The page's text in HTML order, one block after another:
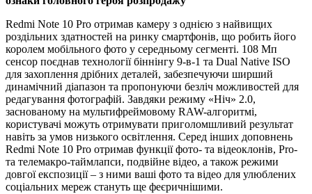
Redmi Note 10 Pro отримав камеру з однією з найвищих
роздільних здатностей на ринку смартфонів, що робить його
королем мобільного фото у середньому сегменті. 108 Мп
сенсор поєднав технології біннінгу 9-в-1 та Dual Native ISO
для захоплення дрібних деталей, забезпечуючи ширший
динамічний діапазон та пропонуючи безліч можливостей для
редагування фотографій. Завдяки режиму «Ніч» 2.0,
заснованому на мультифреймовому RAW-алгоритмі,
користувачі можуть отримувати приголомшливий результат
навіть за умов низького освітлення. Серед інших доповнень
Redmi Note 10 Pro отримав функції фото- та відеоклонів, Pro-
та телемакро-таймлапси, подвійне відео, а також режими
довгої експозиції – з ними ваші фото та відео для улюблених
соціальних мереж стануть ще феєричнішими.